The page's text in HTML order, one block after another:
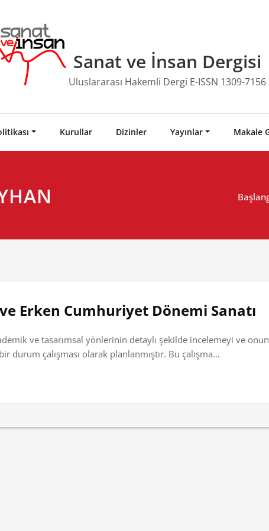
Sanat ve İnsan Dergisi
Uluslararası Hakemli Dergi E-ISSN 1309-7156
Kurullar Dizinler Yayınlar Makale
Erken Cumhuriyet Dönemi Sanatı
ve tasarımsal yönlerinin detaylı şekilde incelemeyi ve
çalışması olarak planlanmıştır. Bu çalışma…